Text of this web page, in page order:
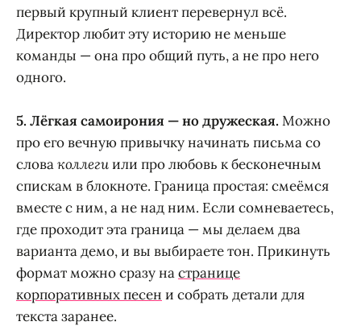
первый крупный клиент перевернул всё.
Директор любит эту историю не меньше
команды — она про общий путь, а не про него
одного.
5. Лёгкая самоирония — но дружеская. Можно
про его вечную привычку начинать письма со
словаколлегиили про любовь к бесконечным
спискам в блокноте. Граница простая: смеёмся
вместе с ним, а не над ним. Если сомневаетесь,
где проходит эта граница — мы делаем два
варианта демо, и вы выбираете тон. Прикинуть
формат можно сразу настранице
корпоративных песен и собрать детали для
текста заранее.